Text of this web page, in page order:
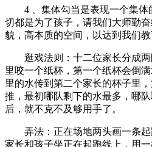
4 、集体勾当是表现一个集体
切都是为了孩子，请我们大师勤
貌，高本质的空间，以达到我们教
逛戏法则：十二位家长分成两
里咬一个纸杯，第一个纸杯会倒
里的水传到第二个家长的杯子里
推，最初哪队剩下的水最多，哪
后，就不克不及够用手了。
弄法：正在场地两头画一条起
家长和孩子坐正在起跑线上，用